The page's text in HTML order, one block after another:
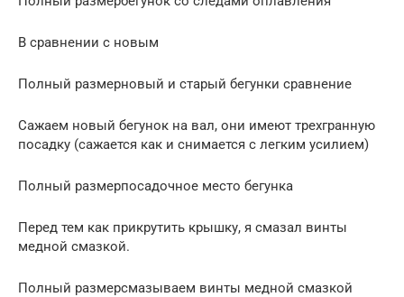
В сравнении с новым
Полный размерновый и старый бегунки сравнение
Сажаем новый бегунок на вал, они имеют трехгранную
посадку (сажается как и снимается с легким усилием)
Полный размерпосадочное место бегунка
Перед тем как прикрутить крышку, я смазал винты
медной смазкой.
Полный размерсмазываем винты медной смазкой